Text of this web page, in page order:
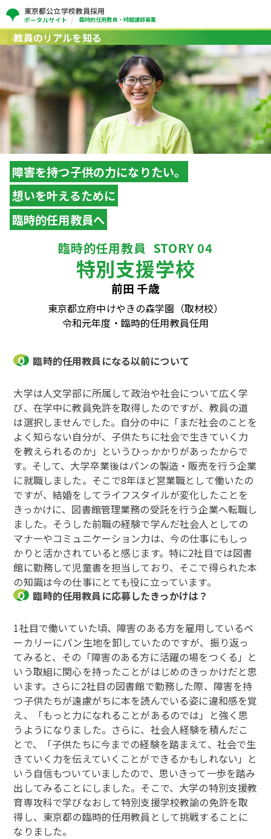
東京都公立学校教員採用
ポータルサイト 臨時的任用教員・時間講師募集
教員のリアルを知る
障害を持つ子供の力になりたい。
想いを叶えるために
臨時的任用教員へ
臨時的任用教員 STORY 04
特別支援学校
前田 千歳
東京都立府中けやきの森学園（取材校）
令和元年度・臨時的任用教員任用
臨時的任用教員になる以前について
大学は人文学部に所属して政治や社会について広く学
び、在学中に教員免許を取得したのですが、教員の道
は選択しませんでした。自分の中に「まだ社会のことを
よく知らない自分が、子供たちに社会で生きていく力
を教えられるのか」というひっかかりがあったからで
す。そして、大学卒業後はパンの製造・販売を行う企業
に就職しました。そこで8年ほど営業職として働いたの
ですが、結婚をしてライフスタイルが変化したことを
きっかけに、図書館管理業務の受託を行う企業へ転職し
ました。そうした前職の経験で学んだ社会人としての
マナーやコミュニケーション力は、今の仕事にもしっ
かりと活かされていると感じます。特に2社目では図書
館に勤務して児童書を担当しており、そこで得られた本
の知識は今の仕事にとても役に立っています。
臨時的任用教員に応募したきっかけは？
1社目で働いていた頃、障害のある方を雇用しているベ
ーカリーにパン生地を卸していたのですが、振り返っ
てみると、その「障害のある方に活躍の場をつくる」と
いう取組に関心を持ったことがはじめのきっかけだと思
います。さらに2社目の図書館で勤務した際、障害を持
つ子供たちが遠慮がちに本を読んでいる姿に違和感を覚
え、「もっと力になれることがあるのでは」と強く思
うようになりました。さらに、社会人経験を積んだこ
とで、「子供たちに今までの経験を踏まえて、社会で生
きていく力を伝えていくことができるかもしれない」と
いう自信もついていましたので、思いきって一歩を踏み
出してみることにしました。そこで、大学の特別支援教
育専攻科で学びなおして特別支援学校教諭の免許を取
得し、東京都の臨時的任用教員として挑戦することに
なりました。